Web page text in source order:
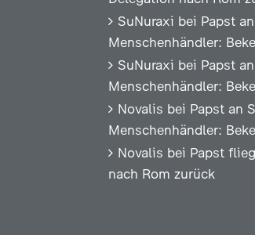
SuNuraxi bei Papst
Menschenhändler:
SuNuraxi bei Papst
Menschenhändler:
Novalis bei Papst an
Menschenhändler:
Novalis bei Papst
nach Rom zurück